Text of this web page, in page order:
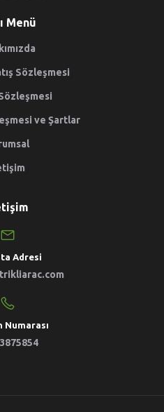
Menü
Sözleşmesi
ve Şartlar
Adresi
Numarası